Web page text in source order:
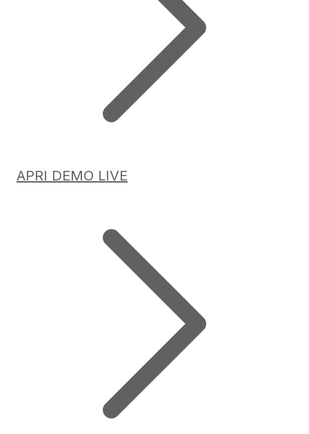
APRI DEMO LIVE